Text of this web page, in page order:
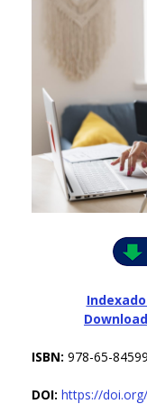
Indexado
ISBN: 978-65-
DOI: https://